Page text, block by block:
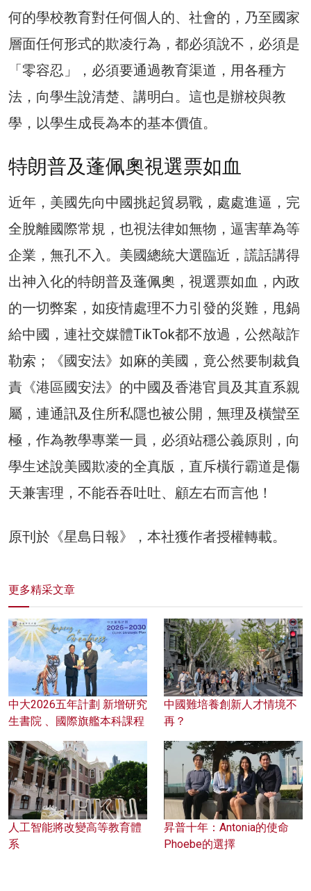
何的學校教育對任何個人的、社會的，乃至國家
層面任何形式的欺凌行為，都必須說不，必須是
「零容忍」，必須要通過教育渠道，用各種方
法，向學生說清楚、講明白。這也是辦校與教
學，以學生成長為本的基本價值。
特朗普及蓬佩奧視選票如血
近年，美國先向中國挑起貿易戰，處處進逼，完
全脫離國際常規，也視法律如無物，逼害華為等
企業，無孔不入。美國總統大選臨近，謊話講得
出神入化的特朗普及蓬佩奧，視選票如血，內政
的一切弊案，如疫情處理不力引發的災難，甩鍋
給中國，連社交媒體TikTok都不放過，公然敲詐
勒索；《國安法》如麻的美國，竟公然要制裁負
責《港區國安法》的中國及香港官員及其直系親
屬，連通訊及住所私隱也被公開，無理及橫蠻至
極，作為教學專業一員，必須站穩公義原則，向
學生述說美國欺凌的全真版，直斥橫行霸道是傷
天兼害理，不能吞吞吐吐、顧左右而言他！
原刊於《星島日報》，本社獲作者授權轉載。
更多精采文章
中大2026五年計劃 新增研究
生書院 、國際旗艦本科課程
中國難培養創新人才情境不
再？
人工智能將改變高等教育體
系
昇普十年：Antonia的使命
Phoebe的選擇